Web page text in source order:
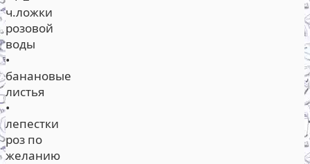
ч.ложки
розовой
воды
•
банановые
листья
•
лепестки
роз по
желанию